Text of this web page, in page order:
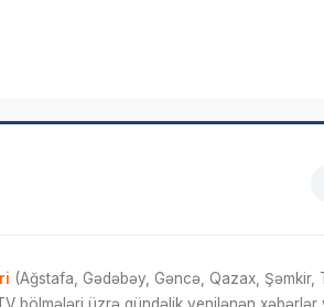
(Ağstafa, Gədəbəy, Gəncə, Qazax, Şəmkir,